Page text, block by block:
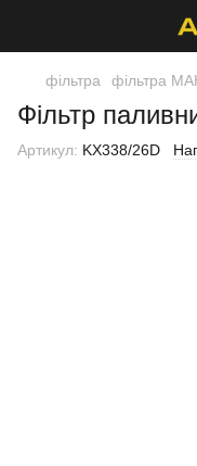
фільтра фільтра
Фільтр
Артикул: KX338/26D